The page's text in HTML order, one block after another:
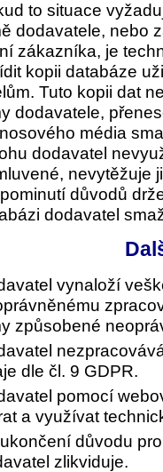
to situace
dodavatele, nebo
zákazníka, je
kopii databáze
Tuto kopii dat
dodavatele,
média
dodavatel
nevytěžuje
důvodů
dodavatel
vynaloží
způsobené
dle čl. 9 GDPR.
pomocí
a využívat
důvodu
zlikviduje.